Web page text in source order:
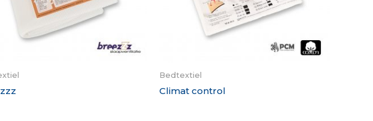
Bedtextiel
Climat control